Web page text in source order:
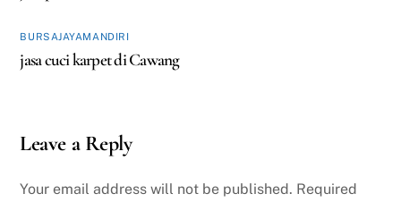
BURSAJAYAMANDIRI
jasa cuci karpet di Cawang
Leave a Reply
Your email address will not be published. Required